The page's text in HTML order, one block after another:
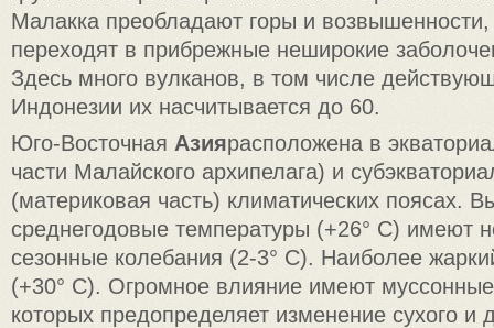
Малакка преобладают горы и возвышенности,
переходят в прибрежные неширокие
Здесь много вулканов, в том числе
Индонезии их насчитывается до 60.
Юго-Восточная Азиярасположена в
части Малайского архипелага) и
(материковая часть) климатических поясах.
среднегодовые температуры (+26° С) имеют
сезонные колебания (2-3° С). Наиболее
(+30° С). Огромное влияние имеют
которых предопределяет изменение сухого и